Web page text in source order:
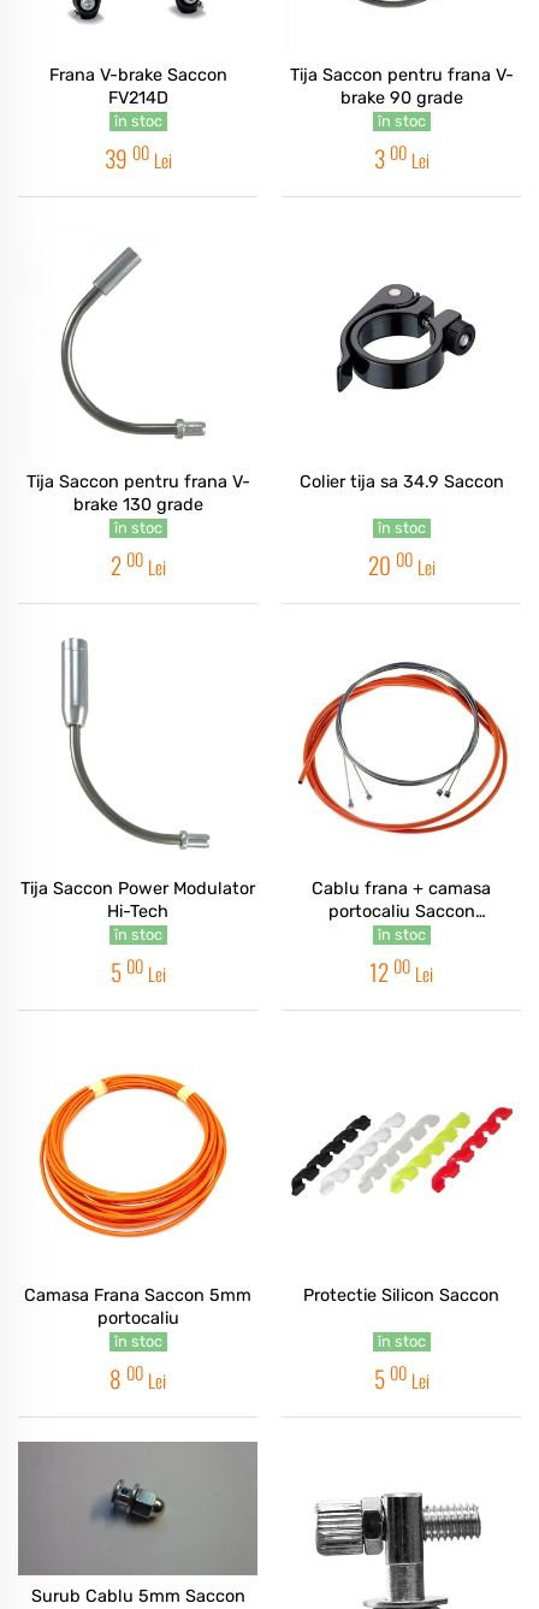
Frana V-brake Saccon
FV214D
în stoc
39 00 Lei
Tija Saccon pentru frana V-
brake 90 grade
în stoc
3 00 Lei
Tija Saccon pentru frana V-
brake 130 grade
în stoc
2 00 Lei
Colier tija sa 34.9 Saccon
în stoc
20 00 Lei
Tija Saccon Power Modulator
Hi-Tech
în stoc
5 00 Lei
Cablu frana + camasa
portocaliu Saccon
5mm/2100mm
în stoc
12 00 Lei
Camasa Frana Saccon 5mm
portocaliu
în stoc
8 00 Lei
Protectie Silicon Saccon
în stoc
5 00 Lei
Surub Cablu 5mm Saccon